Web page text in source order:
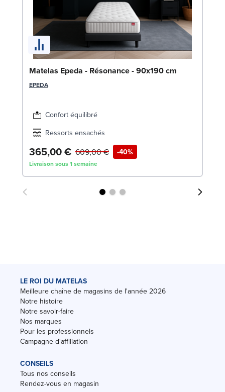
Matelas Epeda - Résonance - 90x190 cm
EPEDA
Confort équilibré
Ressorts ensachés
365,00 € -40%
609,00 €
Livraison sous 1 semaine
LE ROI DU MATELAS
Meilleure chaîne de magasins de l'année 2026
Notre histoire
Notre savoir-faire
Nos marques
Pour les professionnels
Campagne d'affiliation
CONSEILS
Tous nos conseils
Rendez-vous en magasin